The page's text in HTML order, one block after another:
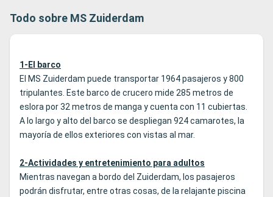
Todo sobre MS Zuiderdam
1-El barco
El MS Zuiderdam puede transportar 1964 pasajeros y 800
tripulantes. Este barco de crucero mide 285 metros de
eslora por 32 metros de manga y cuenta con 11 cubiertas.
A lo largo y alto del barco se despliegan 924 camarotes, la
mayoría de ellos exteriores con vistas al mar.
2-Actividades y entretenimiento para adultos
Mientras navegan a bordo del Zuiderdam, los pasajeros
podrán disfrutar, entre otras cosas, de la relajante piscina